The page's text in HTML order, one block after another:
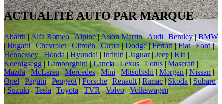
ACTUALITÉ AUTO PAR MARQUE
Abarth | Alfa Romeo|Alpine|Aston Martin|Audi | Bentley|BMW
| Bugatti|Chevrolet|Citroën |Cupra | Dodge|Ferrari|Fiat|Ford|
Hennessey| Honda| Hyundai |Infiniti | Jaguar| Jeep|Kia |
Koenigsegg|Lamborghini|Lancia|Lexus | Lotus| Maserati |
Mazda |McLaren|Mercedes | Mini | Mitsubishi | Morgan|Nissan|
Opel | Pagani|Peugeot|Porsche | Renault| Rimac|Skoda | Subaru
| Suzuki|Tesla| Toyota | TVR|Volvo|Volkswagen